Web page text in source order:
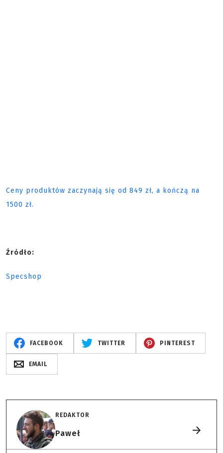
Ceny produktów zaczynają się od 849 zł, a kończą na
1500 zł.
Źródło:
Specshop
FACEBOOK TWITTER PINTEREST
EMAIL
REDAKTOR
Paweł